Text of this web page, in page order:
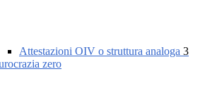
Attestazioni OIV o struttura analoga 3
zero